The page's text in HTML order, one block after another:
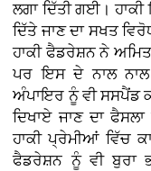
ਲਗਾ ਦਿੱਤੀ ਗਈ।
ਦਿੱਤੇ ਜਾਣ ਦਾ ਸਖਤ
ਹਾਕੀ ਫੈਡਰੇਸ਼ਨ ਨੇ
ਪਰ ਇਸ ਦੇ ਨਾਲ ਨਾਲ
ਅੰਪਾਇਰ ਨੂੰ ਵੀ ਸਸਪੈਂਡ
ਦਿਖਾਏ ਜਾਣ ਦਾ
ਹਾਕੀ ਪ੍ਰੇਮੀਆਂ ਵਿੱਚ
ਫੈਡਰੇਸ਼ਨ ਨੂੰ ਵੀ ਬੁਰਾ